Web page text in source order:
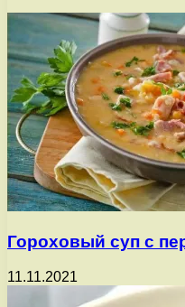
Гороховый суп с
11.11.2021